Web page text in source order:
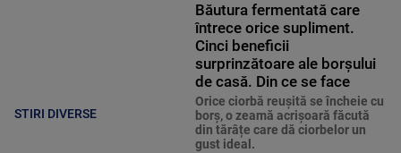
STIRI DIVERSE
Băutura fermentată care
întrece orice supliment.
Cinci beneficii
surprinzătoare ale borșului
de casă. Din ce se face
Orice ciorbă reușită se încheie cu
borș, o zeamă acrișoară făcută
din tărâțe care dă ciorbelor un
gust ideal.